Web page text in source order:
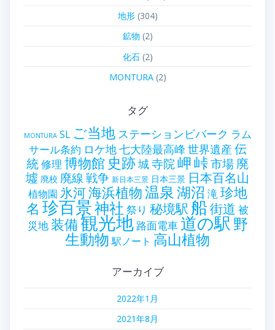
地形(304)
鉱物 (2)
化石(2)
MONTURA(2)
タグ
MONTURA SL ご当地 ステーションビバーク ラム
サール条約 ロケ地七大陸最高峰 世界遺産 伝
統修理 博物館 史跡城寺院岬峠市場 廃
墟 廃校 廃線戦争 新日本三景 日本三景 日本百名山
植物園 氷河海浜植物温泉湖沼 滝珍地
名 珍百景神社 祭り 秘境駅 船街道 被
災地装備観光地 路面電車道の駅 野
生動物 駅ノート 高山植物
アーカイブ
2022年1月
2021年8月